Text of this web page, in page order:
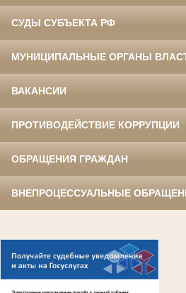
СУДЫ СУБЪЕКТА РФ
МУНИЦИПАЛЬНЫЕ ОРГАНЫ
ВАКАНСИИ
ПРОТИВОДЕЙСТВИЕ КОРРУПЦИИ
ОБРАЩЕНИЯ ГРАЖДАН
ВНЕПРОЦЕССУАЛЬНЫЕ